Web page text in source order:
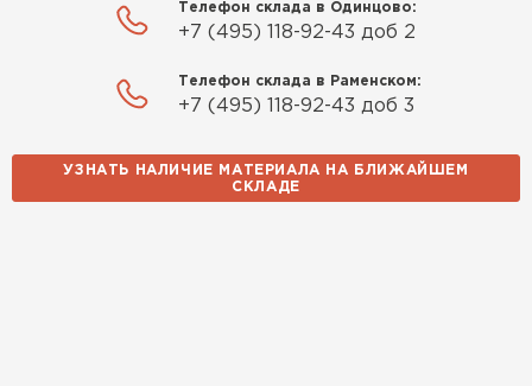
Телефон склада в Одинцово:
+7 (495) 118-92-43 доб 2
Телефон склада в Раменском:
+7 (495) 118-92-43 доб 3
УЗНАТЬ НАЛИЧИЕ МАТЕРИАЛА НА БЛИЖАЙШЕМ
СКЛАДЕ